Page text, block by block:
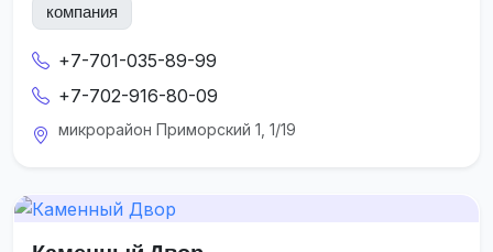
компания
+7-701-035-89-99
+7-702-916-80-09
микрорайон Приморский 1, 1/19